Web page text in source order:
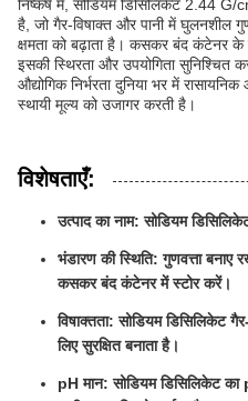
निष्कर्ष में, सोडियम डिसिलिकेट 2.44 G/
है, जो गैर-विषाक्त और पानी में घुलनशील
क्षमता को बढ़ाता है। कसकर बंद कंटेनर
इसकी स्थिरता और उपयोगिता सुनिश्चित
औद्योगिक निर्भरता दुनिया भर में
स्थायी मूल्य को उजागर करती है।
विशेषताएँ:
उत्पाद का नाम: सोडियम
भंडारण की स्थिति: गुणवत्ता
कसकर बंद कंटेनर में स्टोर करें।
विषाक्तता: सोडियम डिसिलिकेट
लिए सुरक्षित बनाता है।
pH मान: सोडियम डिसिलिकेट